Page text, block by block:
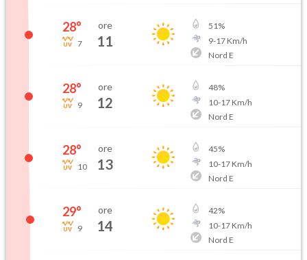
28°
7
ore
11
51%
9-17Km/h
Nord E
28°
9
ore
12
48%
10-17Km/h
Nord E
28°
10
ore
13
45%
10-17Km/h
Nord E
29°
9
ore
14
42%
10-17Km/h
Nord E